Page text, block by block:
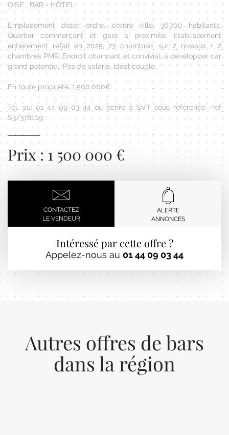
OISE : BAR - HÔTEL
Emplacement de1er ordre, centre ville, 36.700 habitants.
Quartier commerçant et gare à proximité. Etablissement
entièrement refait en 2025, 23 chambres sur 2 niveaux + 2
chambres PMR. Endroit charmant et convivial, à développer car
grand potentiel. Pas de salarié. Idéal couple.
En toute propriété: 1.500.000€
Tél. au: 01 44 09 03 44 ou écrire à SVT sous référence -ref
S3/378109
Prix : 1 500 000 €
CONTACTEZ
LE VENDEUR
ALERTE
ANNONCES
Intéressé par cette offre ?
Appelez-nous au 01 44 09 03 44
Autres offres de bars
dans la région